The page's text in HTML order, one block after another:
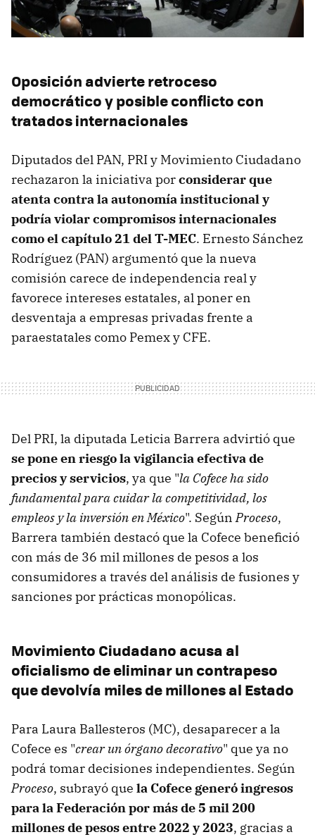
Oposición advierte retroceso
democrático y posible conflicto con
tratados internacionales
Diputados del PAN, PRI y Movimiento Ciudadano
rechazaron la iniciativa porconsiderar que
atenta contra la autonomía institucional y
podría violar compromisos internacionales
como el capítulo 21 del T-MEC. Ernesto Sánchez
Rodríguez (PAN) argumentó que la nueva
comisión carece de independencia real y
favorece intereses estatales, al poner en
desventaja a empresas privadas frente a
paraestatales como Pemex y CFE.
Del PRI, la diputada Leticia Barrera advirtió que
se pone en riesgo la vigilancia efectiva de
precios y servicios, ya que "la Cofece ha sido
fundamental para cuidar la competitividad, los
empleos y la inversión en México". SegúnProceso,
Barrera también destacó que la Cofece benefició
con más de 36 mil millones de pesos a los
consumidores a través del análisis de fusiones y
sanciones por prácticas monopólicas.
Movimiento Ciudadano acusa al
oficialismo de eliminar un contrapeso
que devolvía miles de millones al Estado
Para Laura Ballesteros (MC), desaparecer a la
Cofece es "crear un órgano decorativo" que ya no
podrá tomar decisiones independientes. Según
Proceso, subrayó que la Cofece generó ingresos
para la Federación por más de 5 mil 200
millones de pesos entre 2022 y 2023, gracias a